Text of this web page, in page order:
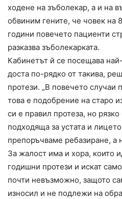
ходене на зъболекар, а и на
обвиним гените, че човек на
години повечето пациенти
разказва зъболекарката.
Кабинетът й се посещава
доста по-рядко от такива,
протези. „В повечето случаи
това е подобрение на старо
си е правил протеза, но
подходяща за устата и
препоръчваме ребазиране, а
За жалост има и хора, които
годишни протези и искат
почти невъзможно, защото
износил и не подлежи на